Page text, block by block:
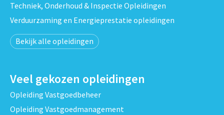
Techniek, Onderhoud & Inspectie Opleidingen
Verduurzaming en Energieprestatie opleidingen
Bekijk alle opleidingen
Veel gekozen opleidingen
Opleiding Vastgoedbeheer
Opleiding Vastgoedmanagement